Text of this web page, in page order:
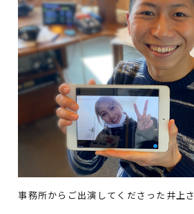
事務所からご出演してくださった井上